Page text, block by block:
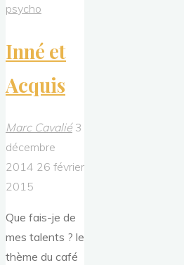
psycho
Inné et
Acquis
Marc Cavalié 3
décembre
2014 26 février
2015
Que fais-je de
mes talents ? le
thème du café